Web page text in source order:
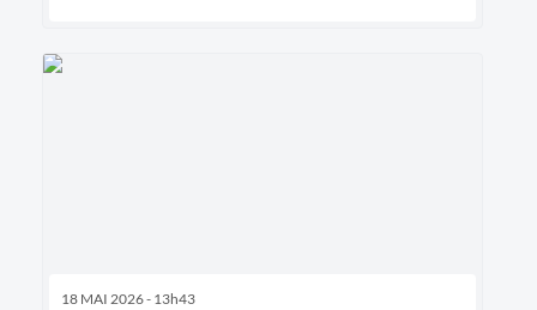
18 MAI 2026 - 13h43